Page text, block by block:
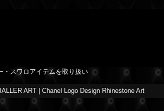
・スワロアイテムを取り扱い
ART | Chanel Logo Design Rhinestone Art